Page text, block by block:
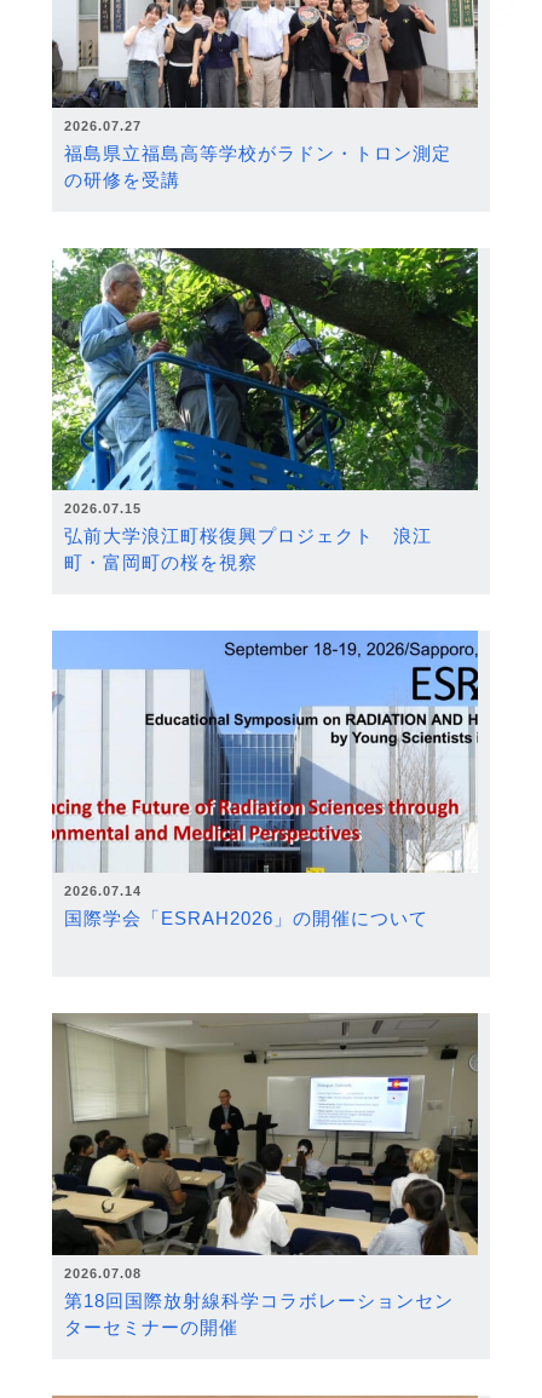
2026.07.27
福島県立福島高等学校がラドン・トロン測定
の研修を受講
2026.07.15
弘前大学浪江町桜復興プロジェクト 浪江
町・富岡町の桜を視察
2026.07.14
国際学会「ESRAH2026」の開催について
2026.07.08
第18回国際放射線科学コラボレーションセン
ターセミナーの開催